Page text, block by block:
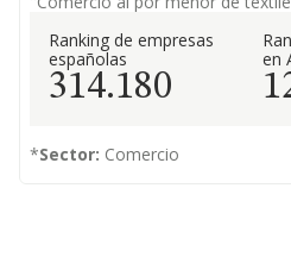
Ranking de empresas
españolas
314.180
en
*Sector: Comercio